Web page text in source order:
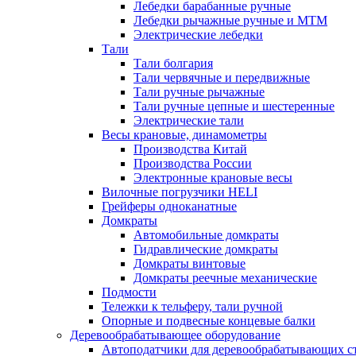
Лебедки барабанные ручные
Лебедки рычажные ручные и МТМ
Электрические лебедки
Тали
Тали болгария
Тали червячные и передвижные
Тали ручные рычажные
Тали ручные цепные и шестеренные
Электрические тали
Весы крановые, динамометры
Производства Китай
Производства России
Электронные крановые весы
Вилочные погрузчики HELI
Грейферы одноканатные
Домкраты
Автомобильные домкраты
Гидравлические домкраты
Домкраты винтовые
Домкраты реечные механические
Подмости
Тележки к тельферу, тали ручной
Опорные и подвесные концевые балки
Деревообрабатывающее оборудование
Автоподатчики для деревообрабатывающих